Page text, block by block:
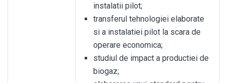
instalatii pilot;
transferul tehnologiei elaborate
si a instalatiei pilot la scara de
operare economica;
studiul de impact a productiei de
biogaz;